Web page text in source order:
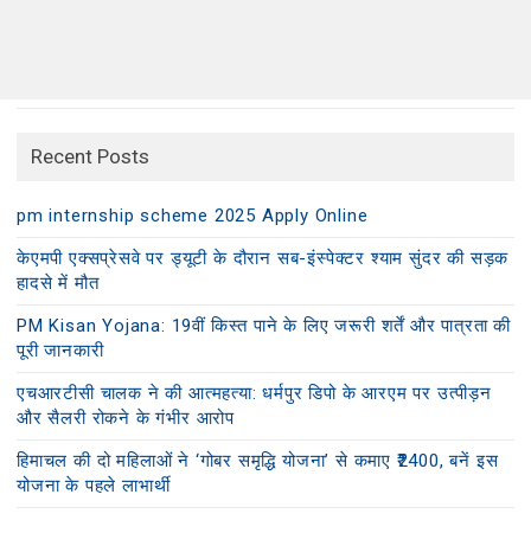
Recent Posts
pm internship scheme 2025 Apply Online
केएमपी एक्सप्रेसवे पर ड्यूटी के दौरान सब-इंस्पेक्टर श्याम सुंदर की सड़क
हादसे में मौत
PM Kisan Yojana: 19वीं किस्त पाने के लिए जरूरी शर्तें और पात्रता की
पूरी जानकारी
एचआरटीसी चालक ने की आत्महत्या: धर्मपुर डिपो के आरएम पर उत्पीड़न
और सैलरी रोकने के गंभीर आरोप
हिमाचल की दो महिलाओं ने ‘गोबर समृद्धि योजना’ से कमाए ₹2400, बनें इस
योजना के पहले लाभार्थी